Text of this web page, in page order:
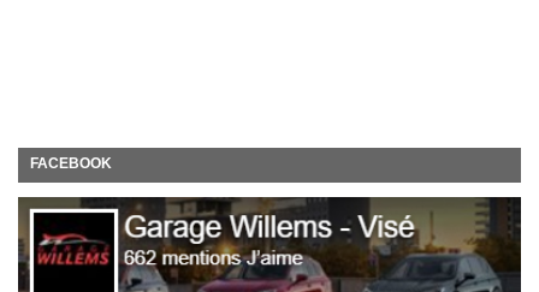
FACEBOOK